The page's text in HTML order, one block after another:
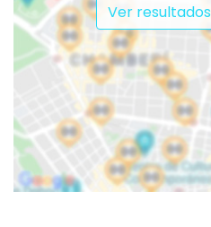
Ver